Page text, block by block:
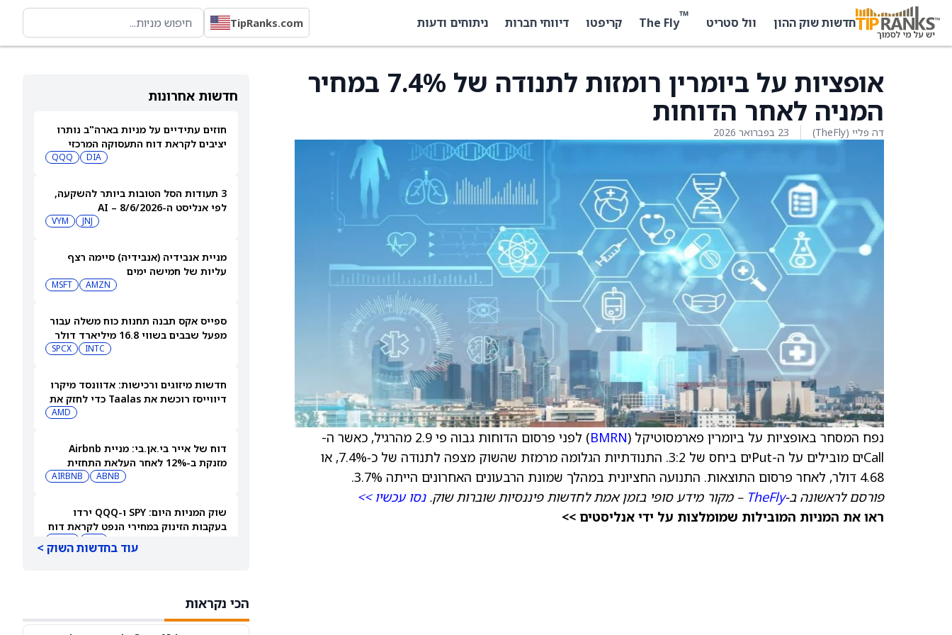
חדשות שוק ההון וול סטריט ™
The Fly קריפטו דיווחי חברות ניתוחים ודעות TipRanks.com
חדשות אחרונות
חוזים עתידיים על מניות בארה"ב נותרו
יציבים לקראת דוח התעסוקה המרכזי
DIA
QQQ
3 תעודות הסל הטובות ביותר להשקעה,
לפי אנליסט ה-AI – 8/6/2026
JNJ
VYM
מניית אנבידיה (אנבידיה) סיימה רצף
עליות של חמישה ימים
AMZN
MSFT
ספייס אקס תבנה תחנות כוח משלה עבור
מפעל שבבים בשווי 16.8 מיליארד דולר
INTC
SPCX
חדשות מיזוגים ורכישות: אדוונסד מיקרו
דיווייסז רוכשת את Taalas כדי לחזק את
AMD
דוח של אייר בי.אן.בי: מניית Airbnb
מזנקת ב-12% לאחר העלאת התחזית
ABNB
AIRBNB
שוק המניות היום: SPY ו-QQQ ירדו
בעקבות הזינוק במחירי הנפט לקראת דוח
ב-10 באוגוסט
עוד בחדשות השוק >
הכי נקראות
אופציות על ביומרין רומזות לתנודה של 7.4% במחיר
המניה לאחר הדוחות
דה פליי (TheFly) 23 בפברואר 2026
נפח המסחר באופציות על ביומרין פארמסוטיקל (BMRN
) לפני פרסום הדוחות גבוה פי 2.9 מהרגיל, כאשר ה-
Callים מובילים על ה-Putים ביחס של 3:2. התנודתיות הגלומה מרמזת שהשוק מצפה לתנודה של כ‑7.4%, או
4.68 דולר, לאחר פרסום התוצאות. התנועה החציונית במהלך שמונת הרבעונים האחרונים הייתה 3.7%.
פורסם לראשונה ב-TheFly – מקור מידע סופי בזמן אמת לחדשות פיננסיות שוברות שוק.נסו עכשיו >>
ראו את המניות המובילות שמומלצות על ידי אנליסטים >>